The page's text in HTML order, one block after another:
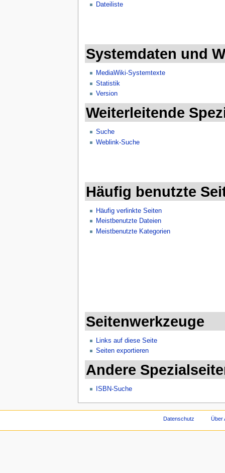
Dateiliste
Systemdaten und
MediaWiki-Systemtexte
Statistik
Version
Weiterleitende
Suche
Weblink-Suche
Häufig benutzte
Häufig verlinkte Seiten
Meistbenutzte Dateien
Meistbenutzte Kategorien
Seitenwerkzeuge
Links auf diese Seite
Seiten exportieren
Andere
ISBN-Suche
Datenschutz Über